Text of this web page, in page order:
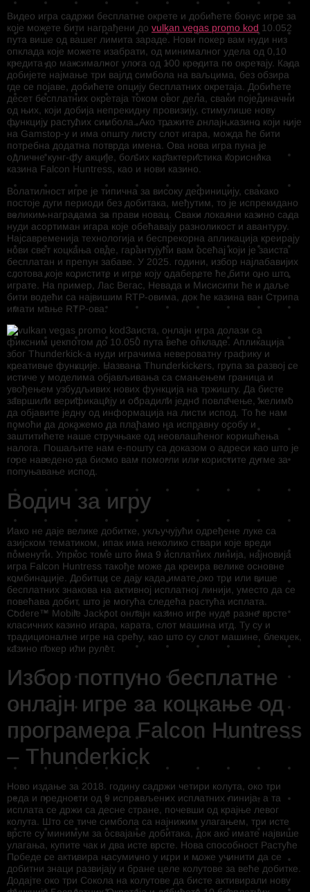
Видео игра садржи бесплатне окрете и добићете бонус игре за
које можете бити награђени до vulkan vegas promo kod 10.052
пута више од вашег лимита зараде. Нови покер вам нуди низ
опклада које можете изабрати, од минималног удела од 0,10
кредита до максималног улога од 100 кредита по окретају. Када
добијете најмање три вајлд симбола на ваљцима, без обзира
где се појаве, добићете опцију бесплатних окретаја. Добићете
десет бесплатних окретаја током овог дела, сваки појединачни
од њих, који добија непрекидну провизију, стимулише нову
функцију растућих симбола. Ако тражите онлајн казино који није
на Gamstop-у и има општу листу слот игара, можда ће бити
потребна додатна потврда имена. Ова нова игра пуна је
одличне кунг-фу акције, бољих карактеристика корисника
казина Falcon Huntress, као и нови казино.
Волатилност игре је типична за високу дефиницију, свакако
постоје дуги периоди без добитака, међутим, то је испрекидано
великим наградама за прави новац. Сваки локални казино сада
нуди асортиман игара које обећавају разноликост и авантуру.
Најсавременија технологија и беспрекорна апликација креирају
нови свет коцкања овде, гарантујући вам осећај који је заиста
бесплатан и препун забаве. У 2025. години, избор најлабавијих
слотова које користите и игре коју одаберете ће бити оно што
играте. На пример, Лас Вегас, Невада и Мисисипи ће и даље
бити водећи са највишим RTP-овима, док ће казина ван Стрипа
имати мање RTP-ова.
Заиста, онлајн игра долази са
фиксним џекпотом до 10.050 пута веће опкладе. Апликација
због Thunderkick-а нуди играчима невероватну графику и
креативне функције. Названа Thunderkickers, група за развој се
истиче у моделима објављивања са смањењем граница и
увођењем узбудљивих нових функција на тржишту. Да бисте
завршили верификацију и обрадили једно повлачење, желимо
да објавите једну од информација на листи испод. То ће нам
помоћи да докажемо да плаћамо на исправну особу и
заштитићете наше стручњаке од неовлашћеног коришћења
налога. Пошаљите нам е-пошту са доказом о адреси као што је
горе наведено да бисмо вам помогли или користите дугме за
попуњавање испод.
Водич за игру
Иако не даје велике добитке, укључујући одређене луке са
азијском тематиком, ипак има неколико ствари које вреди
поменути. Упркос томе што има 9 исплатних линија, најновија
игра Falcon Huntress такође може да креира велике основне
комбинације. Добитци се дају када имате око три или више
бесплатних знакова на активној исплатној линији, уместо да се
повећава добит, што је могућа следећа растућа исплата.
Codere™ Mobile Jackpot онлајн казино игре нуде разне врсте
класичних казино игара, карата, слот машина итд. Ту су и
традиционалне игре на срећу, као што су слот машине, блекџек,
казино покер или рулет.
Избор потпуно бесплатне
онлајн игре за коцкање од
програмера Falcon Huntress
– Thunderkick
Ново издање за 2018. годину садржи четири колута, око три
реда и предности од 9 исправљених исплатних линија, а та
исплата се држи са десне стране, почевши од крајње левог
колута. Што се тиче симбола са најнижим улагањем, три исте
врсте су минимум за освајање добитака, док ако имате највише
улагања, купите чак и два исте врсте. Нова способност Растуће
Победе се активира насумично у игри и може учинити да се
добитни знаци развијају и бране целе колутове за веће добитке.
Додајте око три Сокола на колутове да бисте активирали нову